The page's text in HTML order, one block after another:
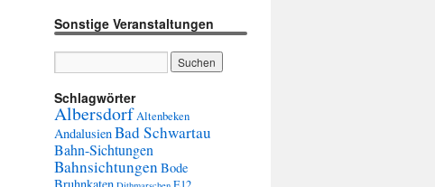
Sonstige Veranstaltungen
Schlagwörter
AlbersdorfAltenbeken
AndalusienBad Schwartau
Bahn-Sichtungen
BahnsichtungenBode